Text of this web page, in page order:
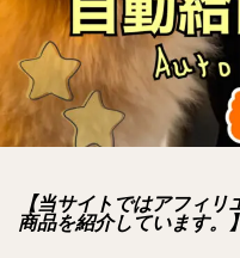
【当サイトではアフィ
商品を紹介しています。】